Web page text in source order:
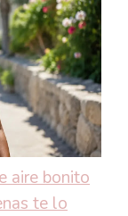
aire bonito
te lo